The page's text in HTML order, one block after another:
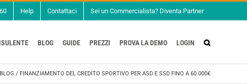
Help Contattaci Sei un Commercialista? Diventa Partner
BLOG GUIDE PREZZI PROVA LA DEMO LOGIN
BLOG / FINANZIAMENTO DEL CREDITO SPORTIVO PER ASD E SSD FINO A 60.000€